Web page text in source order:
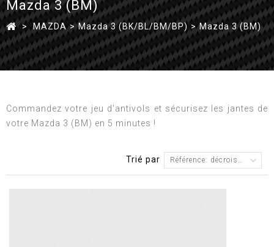
Mazda 3 (BM)
> MAZDA > Mazda 3 (BK/BL/BM/BP) > Mazda 3 (BM)
Commandez votre jeu d'antivols et sécurisez les jantes de
votre Mazda 3 (BM) en 5 minutes !
Trié par Référence: décroissante